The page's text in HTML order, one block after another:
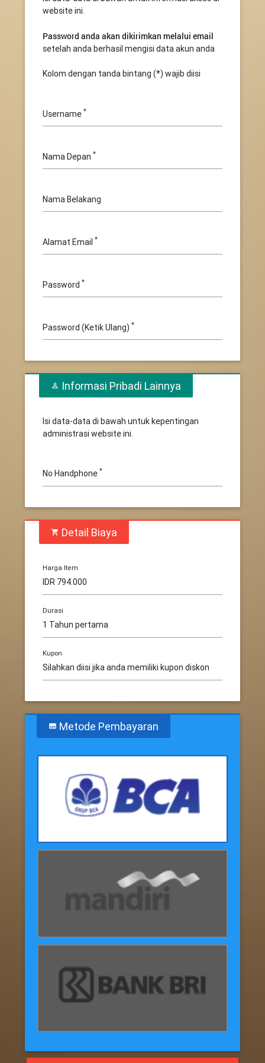
website ini.
Password anda akan dikirimkan melalui email
setelah anda berhasil mengisi data akun anda
Kolom dengan tanda bintang (*) wajib diisi
Username*
Nama Depan*
Nama Belakang
Alamat Email*
Password*
Password (Ketik Ulang)*
perm_identity Informasi Pribadi Lainnya
Isi data-data di bawah untuk kepentingan
administrasi website ini.
No Handphone*
shopping_cart Detail Biaya
Harga Item
Durasi
Kupon
subtitles Metode Pembayaran